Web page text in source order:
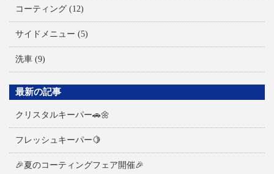
コーティング (12)
サイドメニュー (5)
洗車 (9)
最新の記事
クリスタルキーパー🚗🌼
フレッシュキーパー🍋
🎉夏のコーティングフェア開催🎉